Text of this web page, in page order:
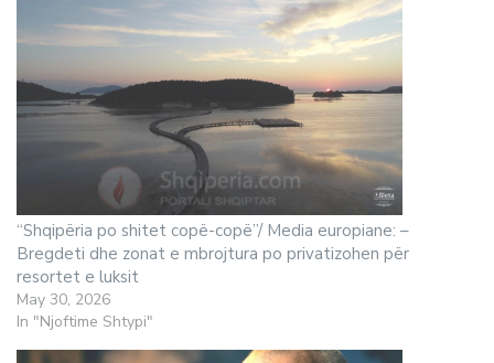
“Shqipëria po shitet copë-copë”/ Media europiane: –
Bregdeti dhe zonat e mbrojtura po privatizohen për
resortet e luksit
May 30, 2026
In "Njoftime Shtypi"